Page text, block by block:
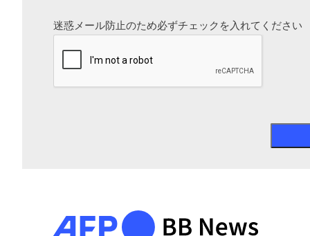
迷惑メール防止のため必ずチェックを入れてください